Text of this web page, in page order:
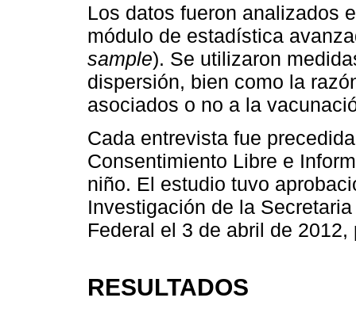
Los datos fueron analizados
módulo de estadística
sample). Se utilizaron
dispersión, bien como la
asociados o no a la
Cada entrevista fue
Consentimiento Libre e
niño. El estudio tuvo
Investigación de la
Federal el 3 de abril de 2012,
RESULTADOS